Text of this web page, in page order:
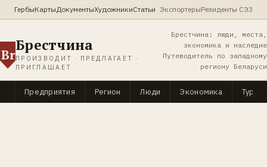
ГербыКартыДокументыХудожникиСтатьи ЭкспортерыРезиденты СЭЗ
Br
Брестчина
ПРОИЗВОДИТ · ПРЕДЛАГАЕТ ·
ПРИГЛАШАЕТ
Брестчина: люди, места,
экономика и наследие
Путеводитель по западному
региону Беларуси
Предприятия Регион Люди Экономика